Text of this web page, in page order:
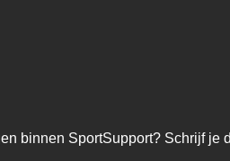
binnen SportSupport? Schrijf je